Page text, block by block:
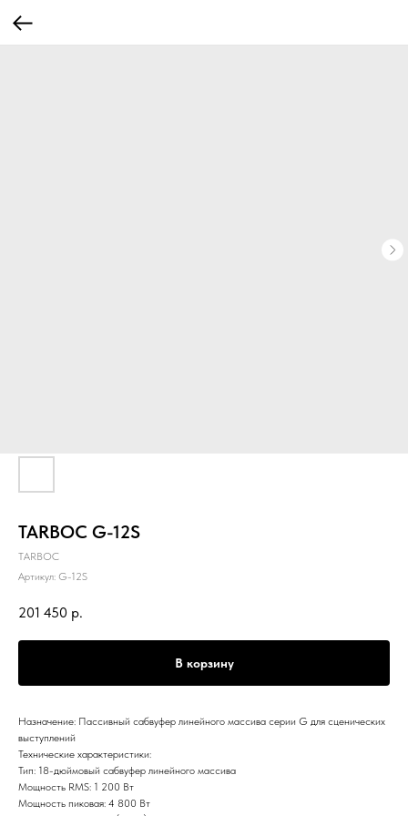
TARBOC G-12S
TARBOC
Артикул: G-12S
201 450 р.
В корзину
Назначение: Пассивный сабвуфер линейного массива серии G для сценических
выступлений
Технические характеристики:
Тип: 18-дюймовый сабвуфер линейного массива
Мощность RMS: 1 200 Вт
Мощность пиковая: 4 800 Вт